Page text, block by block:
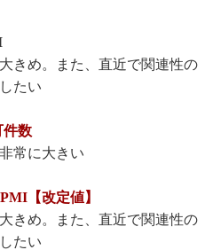
きめ。また、直近で関連性の
たい
件数
常に大きい
【改定値】
きめ。また、直近で関連性の
たい